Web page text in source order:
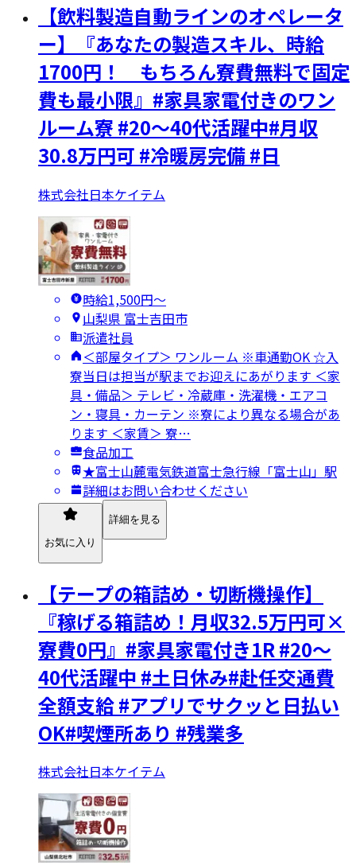
【飲料製造自動ラインのオペレータ
ー】『あなたの製造スキル、時給
1700円！ もちろん寮費無料で固定
費も最小限』#家具家電付きのワン
ルーム寮 #20～40代活躍中#月収
30.8万円可 #冷暖房完備 #日
株式会社日本ケイテム
時給1,500円〜
山梨県 富士吉田市
派遣社員
＜部屋タイプ＞ ワンルーム ※車通勤OK ☆入
寮当日は担当が駅までお迎えにあがります ＜家
具・備品＞ テレビ・冷蔵庫・洗濯機・エアコ
ン・寝具・カーテン ※寮により異なる場合があ
ります ＜家賃＞ 寮…
食品加工
★富士山麓電気鉄道富士急行線「富士山」駅
詳細はお問い合わせください
お気に入り
詳細を見る
【テープの箱詰め・切断機操作】
『稼げる箱詰め！月収32.5万円可×
寮費0円』#家具家電付き1R #20～
40代活躍中 #土日休み#赴任交通費
全額支給 #アプリでサクッと日払い
OK#喫煙所あり #残業多
株式会社日本ケイテム